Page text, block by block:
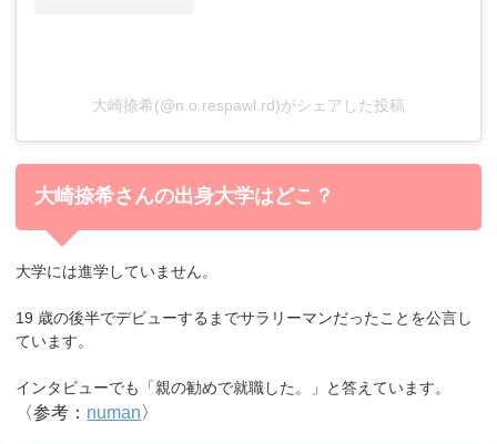
大崎捺希(@n.o.respawl.rd)がシェアした投稿
大崎捺希さんの出身大学はどこ？
大学には進学していません。
19 歳の後半でデビューするまでサラリーマンだったことを公言し
ています。
インタビューでも「親の勧めで就職した。」と答えています。
〈参考： numan〉